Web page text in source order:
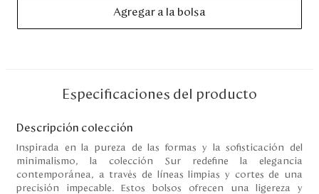
Mi cuenta
Blog
Agregar a la bolsa
Especificaciones del producto
Descripción colección
Inspirada en la pureza de las formas y la sofisticación del
minimalismo, la colección Sur redefine la elegancia
contemporánea, a través de líneas limpias y cortes de una
precisión impecable. Estos bolsos ofrecen una ligereza y